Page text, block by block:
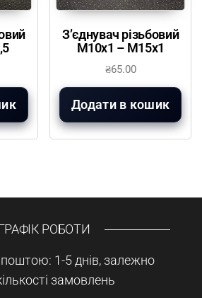
З’єднувач різьбовий
М10х1 – М15х1
₴65.00
Додати в кошик
РОБОТИ
1-5 днів, залежно
замовлень